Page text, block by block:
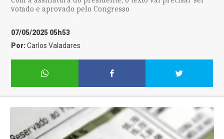
votado e aprovado pelo Congresso
07/05/2025 05h53
Por:Carlos Valadares